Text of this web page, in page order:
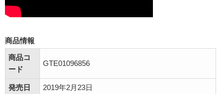
商品情報
商品コ
ード
GTE01096856
発売日 2019年2月23日